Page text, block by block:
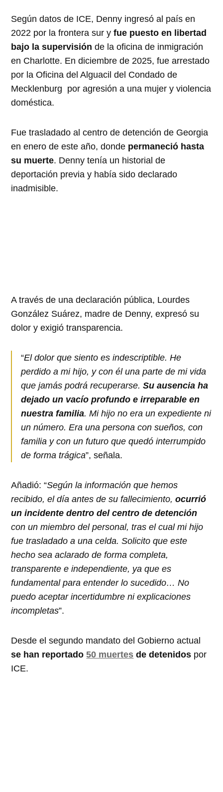
Según datos de ICE, Denny ingresó al país en
2022 por la frontera sur yfue puesto en libertad
bajo la supervisión de la oficina de inmigración
en Charlotte. En diciembre de 2025, fue arrestado
por la Oficina del Alguacil del Condado de
Mecklenburg por agresión a una mujer y violencia
doméstica.
Fue trasladado al centro de detención de Georgia
en enero de este año, donde permaneció hasta
su muerte. Denny tenía un historial de
deportación previa y había sido declarado
inadmisible.
A través de una declaración pública, Lourdes
González Suárez, madre de Denny, expresó su
dolor y exigió transparencia.
“El dolor que siento es indescriptible. He
perdido a mi hijo, y con él una parte de mi vida
que jamás podrá recuperarse.Su ausencia ha
dejado un vacío profundo e irreparable en
nuestra familia. Mi hijo no era un expediente ni
un número. Era una persona con sueños, con
familia y con un futuro que quedó interrumpido
de forma trágica”, señala.
Añadió: “Según la información que hemos
recibido, el día antes de su fallecimiento,ocurrió
un incidente dentro del centro de detención
con un miembro del personal, tras el cual mi hijo
fue trasladado a una celda. Solicito que este
hecho sea aclarado de forma completa,
transparente e independiente, ya que es
fundamental para entender lo sucedido… No
puedo aceptar incertidumbre ni explicaciones
incompletas”.
Desde el segundo mandato del Gobierno actual
se han reportado50 muertes de detenidos por
ICE.